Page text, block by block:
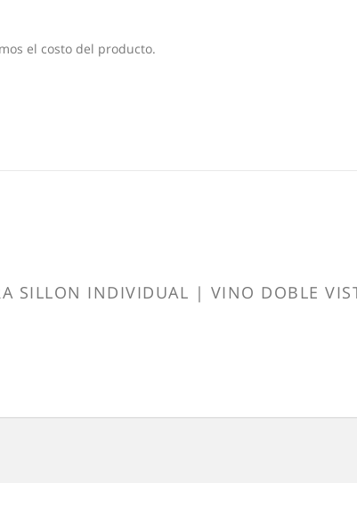
el costo del producto.
SILLON INDIVIDUAL | VINO DOBLE